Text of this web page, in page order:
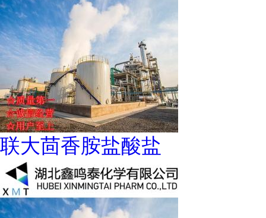
联大茴香胺盐酸盐